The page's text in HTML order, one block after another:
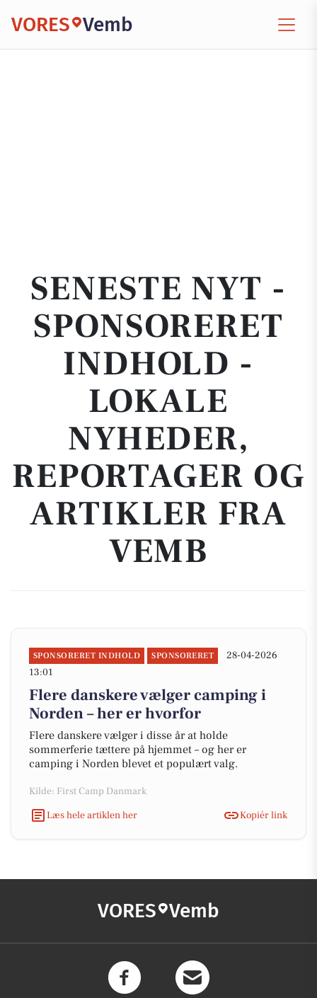
VORES Vemb
SENESTE NYT -
SPONSORERET
INDHOLD -
LOKALE
NYHEDER,
REPORTAGER OG
ARTIKLER FRA
VEMB
SPONSORERET INDHOLD SPONSORERET
28-04-2026
13:01
Flere danskere vælger camping i
Norden – her er hvorfor
Flere danskere vælger i disse år at holde
sommerferie tættere på hjemmet – og her er
camping i Norden blevet et populært valg.
Kilde: First Camp Danmark
Læs hele artiklen her
Kopiér link
VORES Vemb